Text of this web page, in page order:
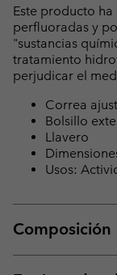
Este producto ha
perfluoradas y
"sustancias
tratamiento
perjudicar el
Correa
Bolsillo
Llavero
Usos:
Composición